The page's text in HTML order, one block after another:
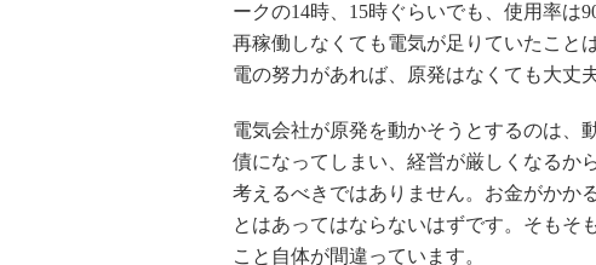
ークの14時、15時ぐらいでも、使用率は
再稼働しなくても電気が足りていたこと
電の努力があれば、原発はなくても大丈
電気会社が原発を動かそうとするのは、
債になってしまい、経営が厳しくなるか
考えるべきではありません。お金がかか
とはあってはならないはずです。そもそ
こと自体が間違っています。